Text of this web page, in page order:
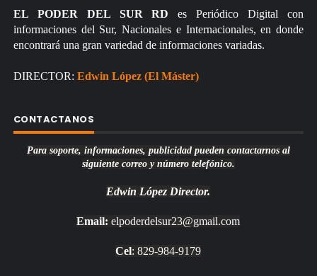
EL PODER DEL SUR RD es Periódico Digital con
informaciones del Sur, Nacionales e Internacionales, en donde
encontrará una gran variedad de informaciones variadas.
DIRECTOR: Edwin López (El Máster)
CONTACTANOS
Para soporte, informaciones, publicidad pueden contactarnos al
siguiente correo y número telefónico.
Edwin López Director.
Email: elpoderdelsur23@gmail.com
Cel: 829-984-9179